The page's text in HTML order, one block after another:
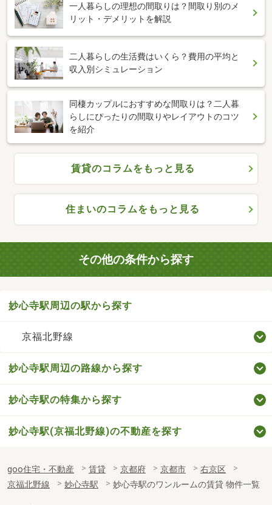
一人暮らしの理想の間取りは？間取り別のメ
リット・デメリットを解説
二人暮らしの生活費はいくら？費用の平均と
収入別シミュレーション
同棲カップルにおすすめな間取りは？二人暮
らしにぴったりの間取りやレイアウトのコツ
を紹介
賃貸のコラムをもっと見る
住まいのコラムをもっと見る
その他の条件から探す
妙心寺駅周辺の駅から探す
京福北野線
妙心寺駅周辺の路線から探す
妙心寺駅の特集から探す
妙心寺駅(京福北野線)の不動産を探す
goo住宅・不動産 賃貸 京都府 京都市
右京区
京福北野線
妙心寺駅 妙心寺駅のワンルームの賃貸 物件一覧